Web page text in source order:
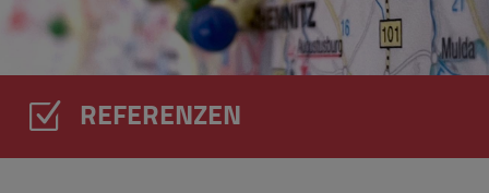
Z REFERENZEN